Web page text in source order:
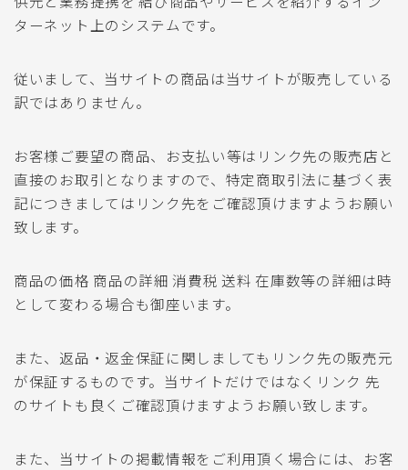
ターネット上のシステムです。
従いまして、当サイトの商品は当サイトが販売している
訳ではありません。
お客様ご要望の商品、お支払い等はリンク先の販売店と
直接のお取引となりますので、特定商取引法に基づく表
記につきましてはリンク先をご確認頂けますようお願い
致します。
商品の価格 商品の詳細 消費税 送料 在庫数等の詳細は時
として変わる場合も御座います。
また、返品・返金保証に関しましてもリンク先の販売元
が保証するものです。当サイトだけではなくリンク 先
のサイトも良くご確認頂けますようお願い致します。
また、当サイトの掲載情報をご利用頂く場合には、お客